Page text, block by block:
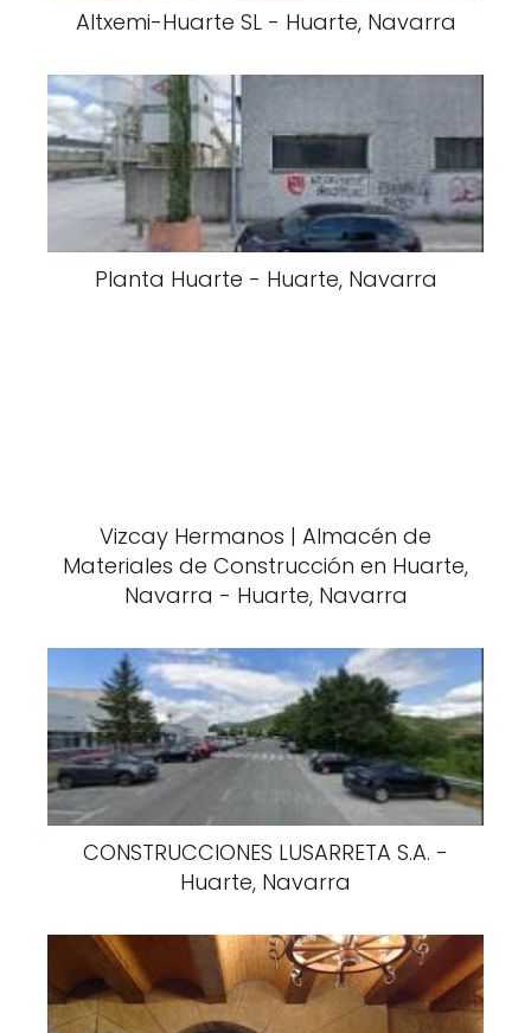
Altxemi-Huarte SL - Huarte, Navarra
Planta Huarte - Huarte, Navarra
Vizcay Hermanos | Almacén de
Materiales de Construcción en Huarte,
Navarra - Huarte, Navarra
CONSTRUCCIONES LUSARRETA S.A. -
Huarte, Navarra